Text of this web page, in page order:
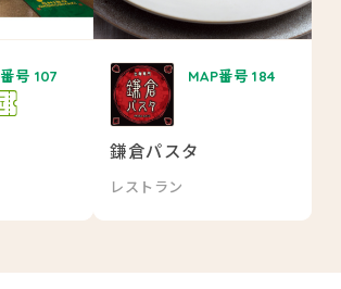
号 107 MAP番号 184
鎌倉パスタ
レストラン